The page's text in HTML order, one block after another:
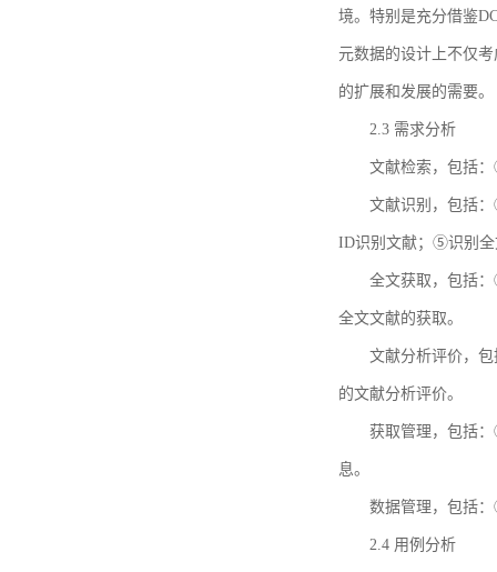
境。特别是充分借鉴
元数据的设计上不仅
的扩展和发展的需要。
2.3 需求分析
文献检索，包括
文献识别，包括
ID识别文献；⑤识别全
全文获取，包括
全文文献的获取。
文献分析评价，
的文献分析评价。
获取管理，包括
息。
数据管理，包括
2.4 用例分析